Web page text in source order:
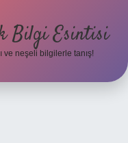
Bilgi Esintisi
ve neşeli bilgilerle tanış!